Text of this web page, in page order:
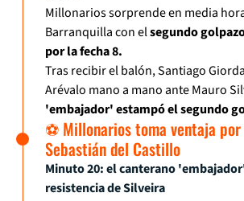
Millonarios sorprende en media
Barranquilla con elsegundo
por la fecha 8.
Tras recibir el balón, Santiago
Arévalo mano a mano ante Mauro
'embajador' estampó el segundo
⚽ Millonarios toma ventaja
Sebastián del Castillo
Minuto 20: el canterano
resistencia de Silveira